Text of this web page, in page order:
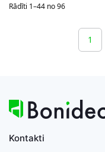
Rādīti 1–44 no 96
1
Kontakti